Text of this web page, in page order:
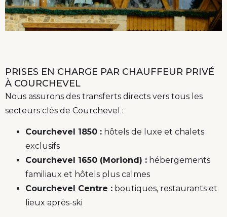
PRISES EN CHARGE PAR CHAUFFEUR PRIVÉ
À COURCHEVEL
Nous assurons des transferts directs vers tous les
secteurs clés de Courchevel :
Courchevel 1850 : hôtels de luxe et chalets
exclusifs
Courchevel 1650 (Moriond) : hébergements
familiaux et hôtels plus calmes
Courchevel Centre : boutiques, restaurants et
lieux après-ski